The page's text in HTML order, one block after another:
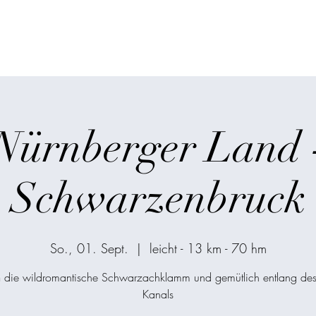
Land
Schwarzenbruck
So., 01. Sept.
  |
leicht - 13 km - 70 hm
die wildromantische Schwarzachklamm und gemütlich entlang
Kanals